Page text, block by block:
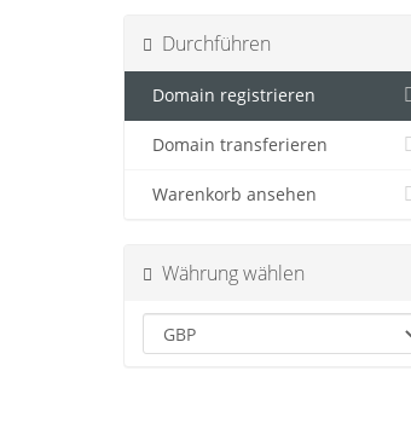
Durchführen
Domain registrieren
Domain transferieren
Warenkorb ansehen
Währung wählen